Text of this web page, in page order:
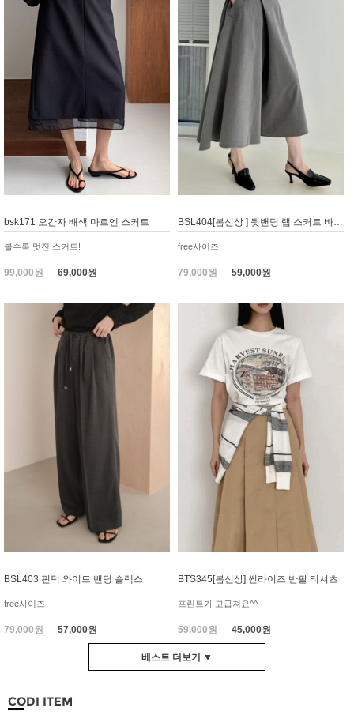
bsk171 오간자 배색 마르엔 스커트
볼수록 멋진 스커트!
99,000원69,000원
BSL404[봄신상 ] 뒷밴딩 랩 스커트 바지 와이드 큐롯
free사이즈
79,000원59,000원
BSL403 핀턱 와이드 밴딩 슬랙스
free사이즈
79,000원57,000원
BTS345[봄신상] 썬라이즈 반팔 티셔츠
프린트가 고급져요^^
59,000원45,000원
베스트 더보기 ▼
CODI ITEM